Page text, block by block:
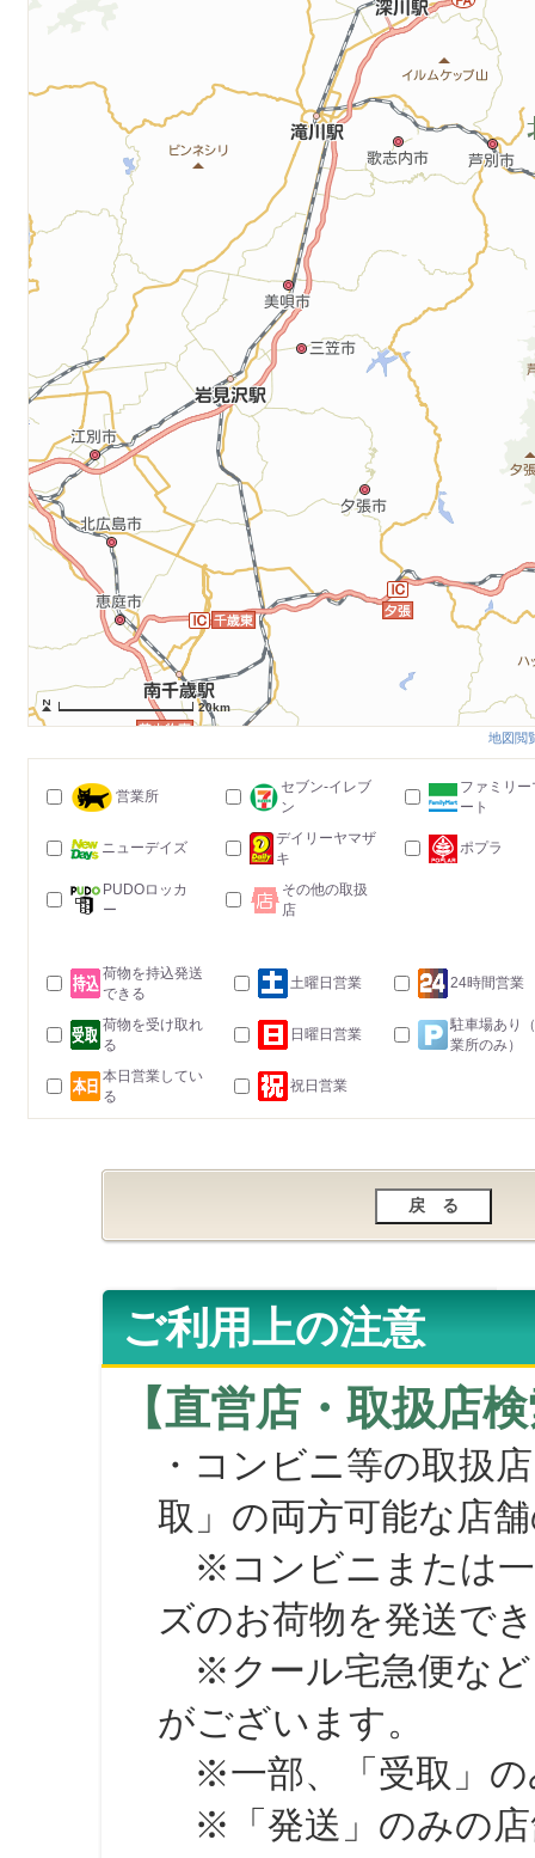
20km
地図閲
営業所
セブン-イレブ
ン
ファミリー
ート
ニューデイズ
デイリーヤマザ
キ
ポプラ
PUDOロッカ
ー
その他の取扱
店
荷物を持込発送
できる
土曜日営業 24時間営業
荷物を受け取れ
る
日曜日営業
駐車場あり
業所のみ）
本日営業してい
る
祝日営業
ご利用上の注意
【直営店・取扱店
・コンビニ等の取扱
取」の両方可能な店
※コンビニまたは一
ズのお荷物を発送で
※クール宅急便など
がございます。
※一部、「受取」の
※「発送」のみの店